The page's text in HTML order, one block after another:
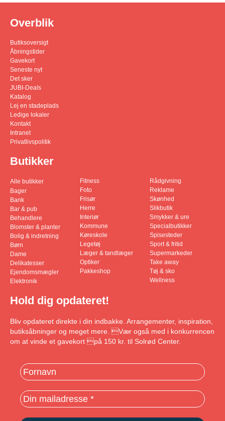
Overblik
Butiksoversigt
Åbningstider
Gavekort
Seneste nyt
Det sker
JUBI-Deals
Katalog
Lej en stadeplads
Ledige lokaler
Kontakt
Intranet
Privatlivspolitik
Butikker
Alle butikker
Bager
Bank
Bar & pub
Behandlere
Blomster & planter
Bolig & indretning
Børn
Dame
Delikatesser
Ejendomsmægler
Elektronik
Fitness
Foto
Frisør
Herre
Interiør
Kommune
Køreskole
Legetøj
Læger & tandlæger
Optiker
Pakkeshop
Rådgivning
Reklame
Skønhed
Slikbutik
Smykker & ure
Specialbutikker
Spisesteder
Sport & fritid
Supermarkeder
Take away
Tøj & sko
Wellness
Hold dig opdateret!
Bliv opdateret direkte i din indbakke. Arrangementer, inspiration,
butiksåbninger og meget mere. Vær også med i konkurrencen
om at vinde et gavekort på 150 kr. til Solrød Center.